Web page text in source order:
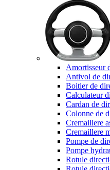
Amortisseur
Antivol de
Boitier de
Calculateur
Cardan de
Colonne de
Cremaillere
Cremaillere
Pompe de
Pompe
Rotule